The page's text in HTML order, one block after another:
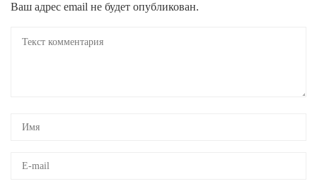
Ваш адрес email не будет опубликован.